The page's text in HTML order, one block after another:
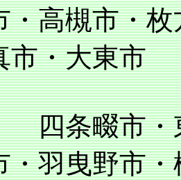
・高槻市・
市・大東市
・東大
・羽曳野市